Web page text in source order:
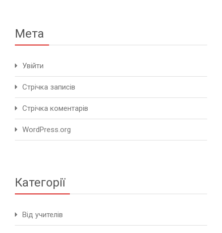
Мета
Увійти
Стрічка записів
Стрічка коментарів
WordPress.org
Категорії
Від учителів